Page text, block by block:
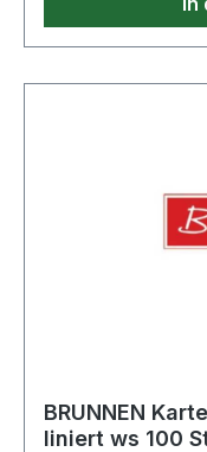
BRUNNEN
liniert ws 100